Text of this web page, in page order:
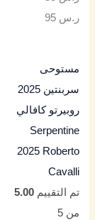
ر.س 95
مستوحى
سربنتين 2025
روبيرتو كافالي
Serpentine
2025 Roberto
Cavalli
تم التقييم5.00
من 5